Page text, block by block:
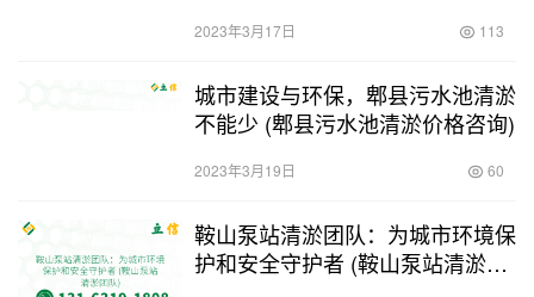
2023年3月17日 113
城市建设与环保，郫县污水池清淤
不能少 (郫县污水池清淤价格咨询)
2023年3月19日 60
鞍山泵站清淤团队：为城市环境保
护和安全守护者 (鞍山泵站清淤团